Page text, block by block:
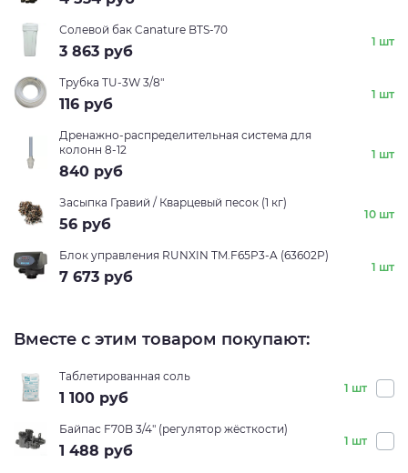
Солевой бак Canature BTS-70
3 863 руб
1 шт
Трубка TU-3W 3/8"
116 руб
1 шт
Дренажно-распределительная система для
колонн 8-12
840 руб
1 шт
Засыпка Гравий / Кварцевый песок (1 кг)
56 руб
10 шт
Блок управления RUNXIN TM.F65P3-A (63602P)
7 673 руб
1 шт
Вместе с этим товаром покупают:
Таблетированная соль
1 100 руб
1 шт
Байпас F70B 3/4" (регулятор жёсткости)
1 488 руб
1 шт